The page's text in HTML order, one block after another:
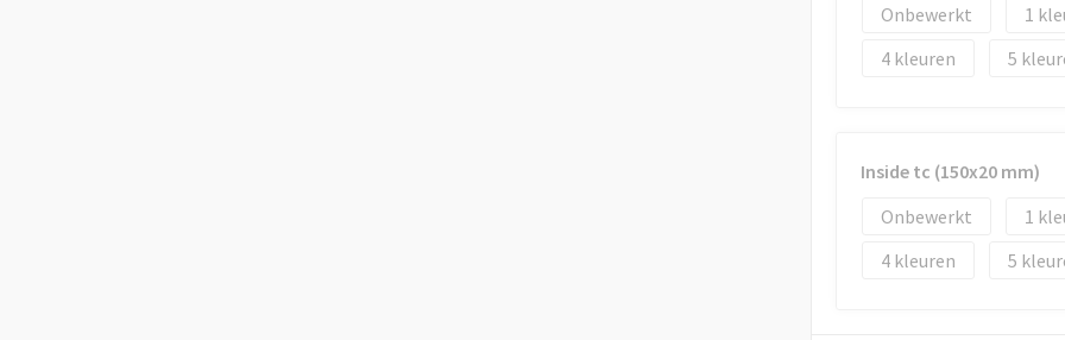
Onbewerkt
1
4
5
Inside tc (150x20 mm)
Onbewerkt
1
4
5